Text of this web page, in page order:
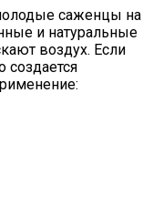
саженцы на
и натуральные
воздух. Если
создается